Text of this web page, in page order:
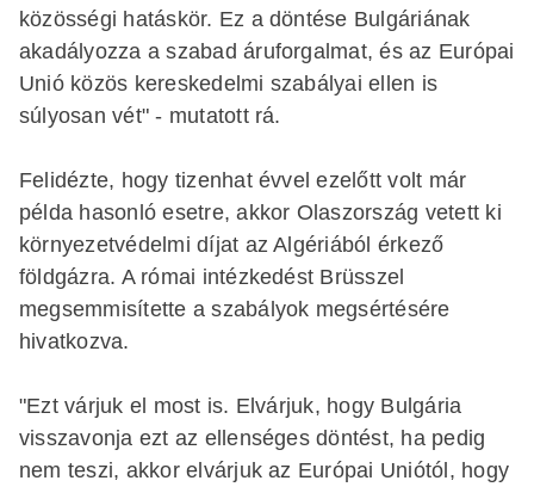
közösségi hatáskör. Ez a döntése Bulgáriának
akadályozza a szabad áruforgalmat, és az Európai
Unió közös kereskedelmi szabályai ellen is
súlyosan vét" - mutatott rá.
Felidézte, hogy tizenhat évvel ezelőtt volt már
példa hasonló esetre, akkor Olaszország vetett ki
környezetvédelmi díjat az Algériából érkező
földgázra. A római intézkedést Brüsszel
megsemmisítette a szabályok megsértésére
hivatkozva.
"Ezt várjuk el most is. Elvárjuk, hogy Bulgária
visszavonja ezt az ellenséges döntést, ha pedig
nem teszi, akkor elvárjuk az Európai Uniótól, hogy